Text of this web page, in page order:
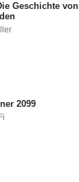
Geschichte von
2099